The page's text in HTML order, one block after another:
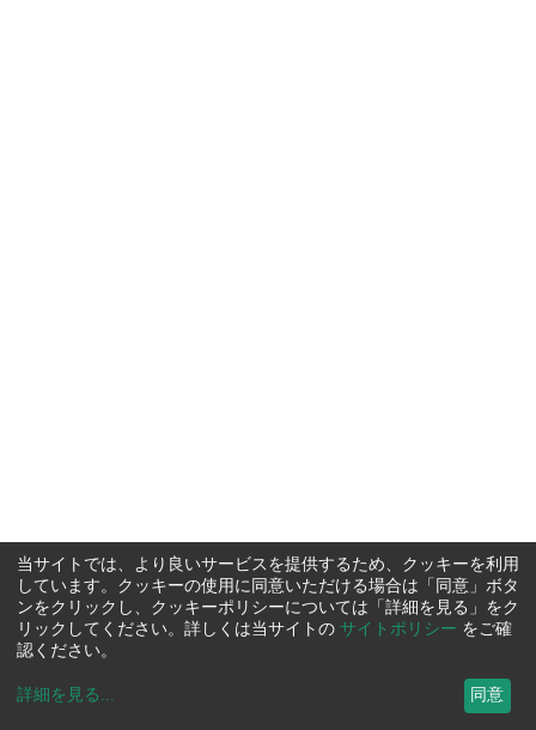
当サイトでは、より良いサービスを提供するため、クッキーを利用
しています。クッキーの使用に同意いただける場合は「同意」ボタ
ンをクリックし、クッキーポリシーについては「詳細を見る」をク
リックしてください。詳しくは当サイトの サイトポリシー をご確
認ください。
詳細を見る ... 同意